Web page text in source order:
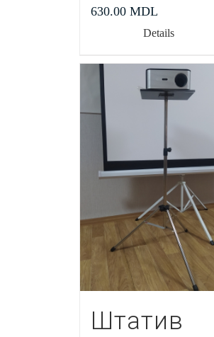
630.00 MDL
Details
Штатив